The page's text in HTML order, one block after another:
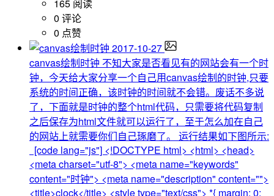
165 阅读
0 评论
0 点赞
2017-10-27
canvas绘制时钟 不知大家是否看见有的网站会有一个时
钟，今天给大家分享一个自己用canvas绘制的时钟,只要
系统的时间正确，该时钟的时间就不会错。废话不多说
了，下面就是时钟的整个html代码，只需要将代码复制
之后保存为html文件就可以运行了，至于怎么加在自己
的网站上就需要你们自己琢磨了。 运行结果如下图所示:
[code lang="js"] <!DOCTYPE html> <html> <head>
<meta charset="utf-8"> <meta name="keywords"
content="时钟"> <meta name="description" content="">
<title>clock</title> <style type="text/css"> *{ margin: 0;